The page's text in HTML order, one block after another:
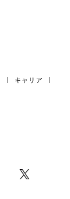
キャリア